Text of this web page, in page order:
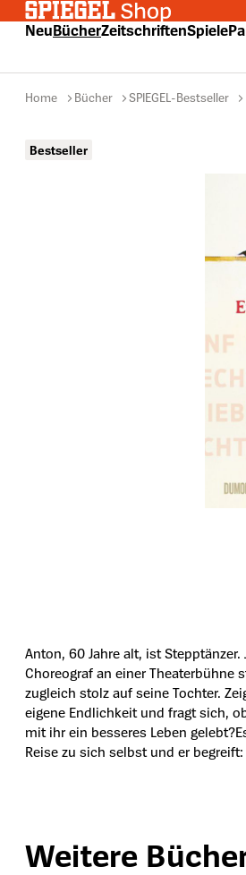
Hauptinhalt springen
Zur Suche springen
Zur Hauptnavigation springen
NeuBücherZeitschriftenSpiele
Home Bücher SPIEGEL-Bestseller
Bestseller
Anton, 60 Jahre alt, ist
Choreograf an einer Theaterbühne
zugleich stolz auf seine Tochter.
eigene Endlichkeit und fragt sich,
mit ihr ein besseres Leben
Reise zu sich selbst und er
Produktgalerie überspringen
Weitere